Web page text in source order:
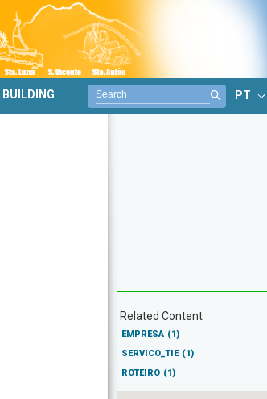
BUILDING PT
Related Content
EMPRESA (1)
SERVICO_TIE (1)
ROTEIRO (1)